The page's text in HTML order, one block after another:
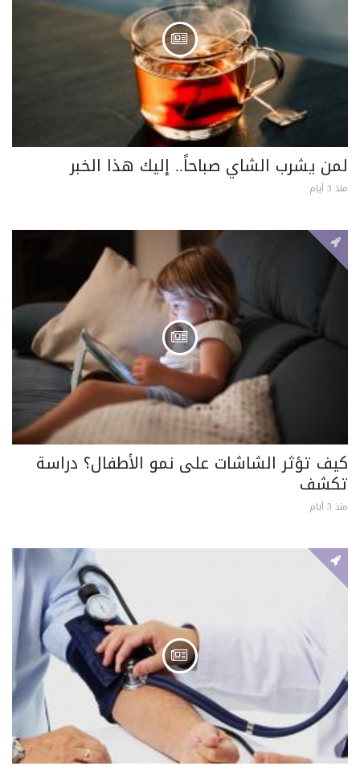
لمن يشرب الشاي صباحاً.. إليك هذا الخبر
منذ 3 أيام
كيف تؤثر الشاشات على نمو الأطفال؟ دراسة
تكشف
منذ 3 أيام